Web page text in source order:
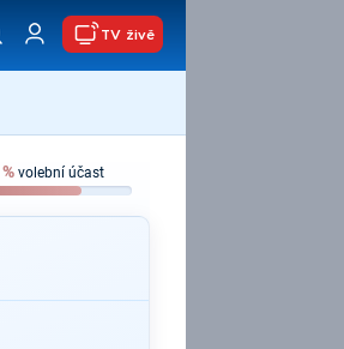
TV živě
% volební účast